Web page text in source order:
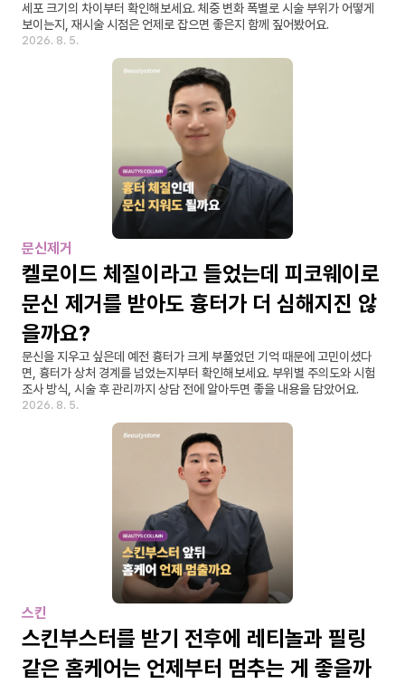
세포 크기의 차이부터 확인해보세요. 체중 변화 폭별로 시술 부위가 어떻게
보이는지, 재시술 시점은 언제로 잡으면 좋은지 함께 짚어봤어요.
2026. 8. 5.
문신제거
켈로이드 체질이라고 들었는데 피코웨이로
문신 제거를 받아도 흉터가 더 심해지진 않
을까요?
문신을 지우고 싶은데 예전 흉터가 크게 부풀었던 기억 때문에 고민이셨다
면, 흉터가 상처 경계를 넘었는지부터 확인해보세요. 부위별 주의도와 시험
조사 방식, 시술 후 관리까지 상담 전에 알아두면 좋을 내용을 담았어요.
2026. 8. 5.
스킨
스킨부스터를 받기 전후에 레티놀과 필링
같은 홈케어는 언제부터 멈추는 게 좋을까